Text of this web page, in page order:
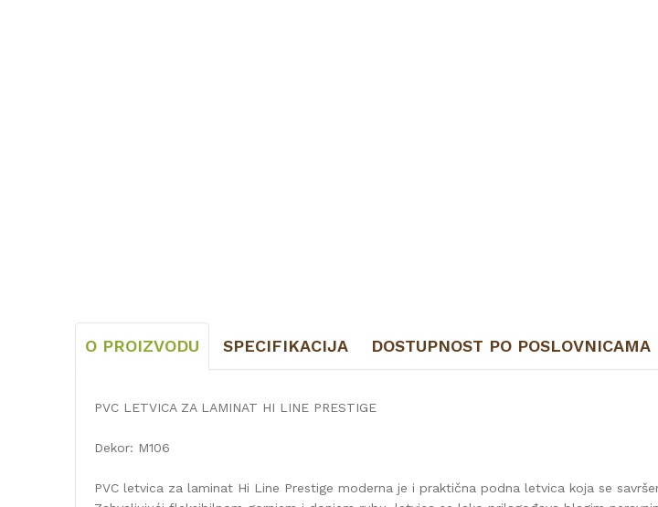
O PROIZVODU SPECIFIKACIJA DOSTUPNOST PO POSLOVNICAMA
PVC LETVICA ZA LAMINAT HI LINE PRESTIGE
Dekor: M106
PVC letvica za laminat Hi Line Prestige moderna je i praktična podna letvica koja se